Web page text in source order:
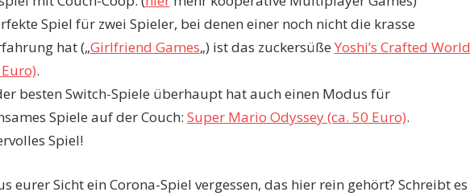
Spiel für zwei Spieler, bei denen einer noch nicht die krasse
hat („Girlfriend Games„) ist das zuckersüße Yoshi’s Crafted World
.
besten Switch-Spiele überhaupt hat auch einen Modus für
Spiele auf der Couch: Super Mario Odyssey (ca. 50 Euro).
Spiel!
eurer Sicht ein Corona-Spiel vergessen, das hier rein gehört? Schreibt es